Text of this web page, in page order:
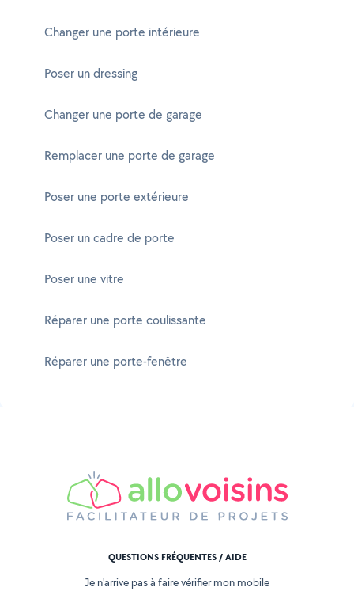
Changer une porte intérieure
Poser un dressing
Changer une porte de garage
Remplacer une porte de garage
Poser une porte extérieure
Poser un cadre de porte
Poser une vitre
Réparer une porte coulissante
Réparer une porte-fenêtre
QUESTIONS FRÉQUENTES / AIDE
Je n'arrive pas à faire vérifier mon mobile